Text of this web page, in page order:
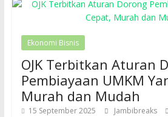
Ekonomi Bisnis
OJK Terbitkan Aturan
Pembiayaan UMKM
Murah dan Mudah
15 September 2025 Jambibreaks